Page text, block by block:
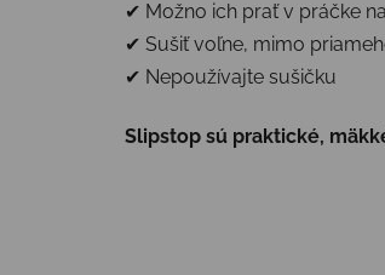
✔ Možno ich prať v práčke
✔ Sušiť voľne, mimo
✔ Nepoužívajte sušičku
Slipstop sú praktické,